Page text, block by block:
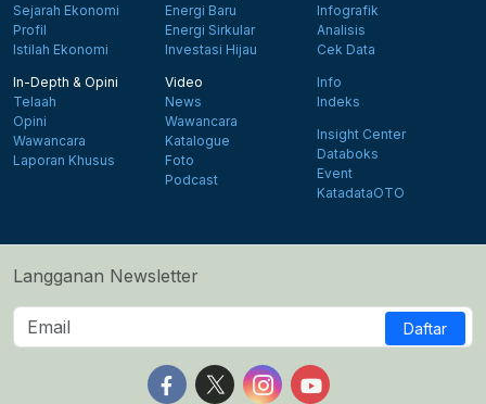
Sejarah Ekonomi
Profil
Istilah Ekonomi
Energi Baru
Energi Sirkular
Investasi Hijau
Infografik
Analisis
Cek Data
In-Depth & Opini
Telaah
Opini
Wawancara
Laporan Khusus
Video
News
Wawancara
Katalogue
Foto
Podcast
Info
Indeks
Insight Center
Databoks
Event
KatadataOTO
Langganan Newsletter
Daftar
Follow us on Facebook
Follow us on X
Follow us on Instagram
Follow us on